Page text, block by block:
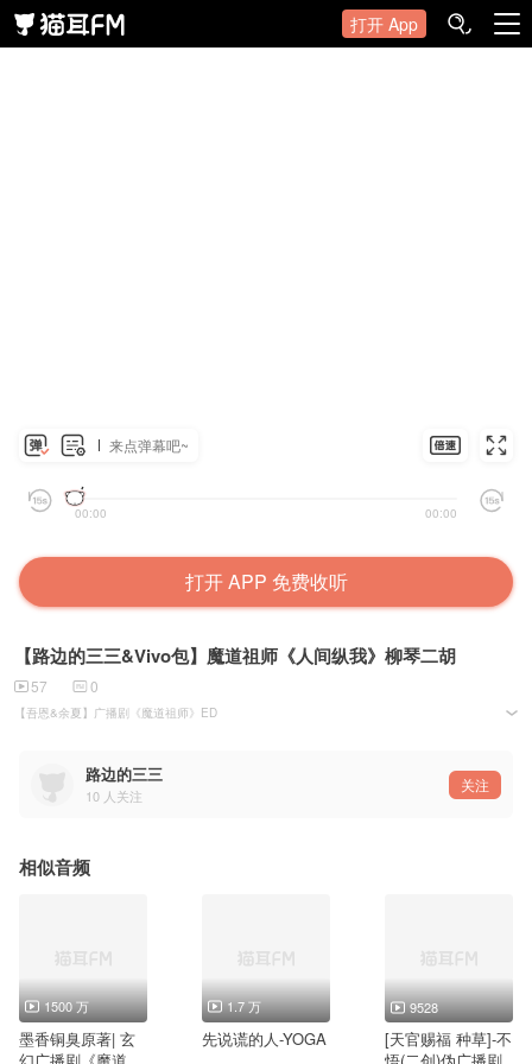
打开 App
来点弹幕吧~
00:00 00:00
打开 APP 免费收听
【路边的三三&Vivo包】魔道祖师《人间纵我》柳琴二胡
57 0
【吾恩&余夏】广播剧《魔道祖师》ED
路边的三三
10 人关注
关注
相似音频
1500 万
墨香铜臭原著| 玄
1.7 万
先说谎的人-YOGA
9528
[天官赐福 种草]-不